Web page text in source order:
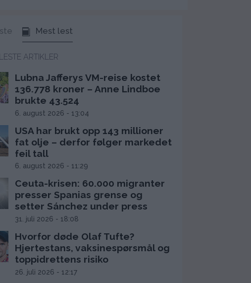
Mest lest
ARTIKLER
Lubna Jafferys VM-reise kostet
136.778 kroner – Anne Lindboe
brukte 43.524
6. august 2026 - 13:04
USA har brukt opp 143 millioner
fat olje – derfor følger markedet
feil tall
6. august 2026 - 11:29
Ceuta-krisen: 60.000 migranter
presser Spanias grense og
setter Sánchez under press
31. juli 2026 - 18:08
Hvorfor døde Olaf Tufte?
Hjertestans, vaksinespørsmål og
toppidrettens risiko
26. juli 2026 - 12:17